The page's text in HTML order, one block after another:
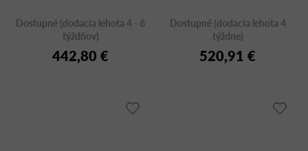
Dostupné (dodacia lehota 4 - 6
týždňov)
442,80 €
Dostupné (dodacia lehota 4
týždne)
520,91 €